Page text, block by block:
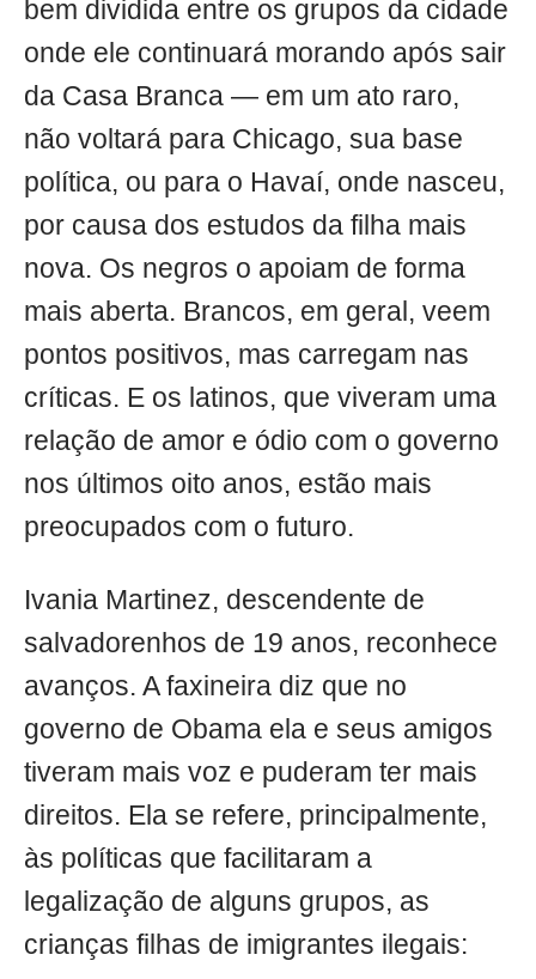
bem dividida entre os grupos da cidade
onde ele continuará morando após sair
da Casa Branca — em um ato raro,
não voltará para Chicago, sua base
política, ou para o Havaí, onde nasceu,
por causa dos estudos da filha mais
nova. Os negros o apoiam de forma
mais aberta. Brancos, em geral, veem
pontos positivos, mas carregam nas
críticas. E os latinos, que viveram uma
relação de amor e ódio com o governo
nos últimos oito anos, estão mais
preocupados com o futuro.
Ivania Martinez, descendente de
salvadorenhos de 19 anos, reconhece
avanços. A faxineira diz que no
governo de Obama ela e seus amigos
tiveram mais voz e puderam ter mais
direitos. Ela se refere, principalmente,
às políticas que facilitaram a
legalização de alguns grupos, as
crianças filhas de imigrantes ilegais: